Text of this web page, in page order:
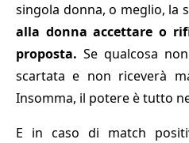
singola donna, o meglio, la
alla donna accettare o
proposta. Se qualcosa
scartata e non riceverà
Insomma, il potere è tutto
E in caso di match